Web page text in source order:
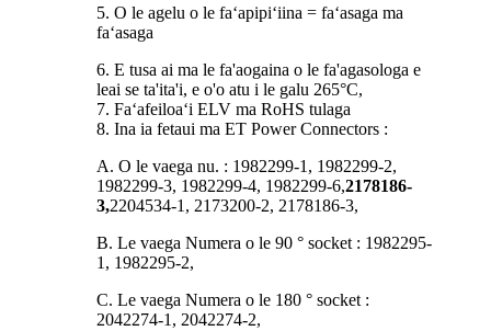
5. O le agelu o le faʻapipiʻiina = faʻasaga ma
faʻasaga
6. E tusa ai ma le fa'aogaina o le fa'agasologa e
leai se ta'ita'i, e o'o atu i le galu 265°C,
7. Faʻafeiloaʻi ELV ma RoHS tulaga
8. Ina ia fetaui ma ET Power Connectors :
A. O le vaega nu. : 1982299-1, 1982299-2,
1982299-3, 1982299-4, 1982299-6,2178186-
3,2204534-1, 2173200-2, 2178186-3,
B. Le vaega Numera o le 90 ° socket : 1982295-
1, 1982295-2,
C. Le vaega Numera o le 180 ° socket :
2042274-1, 2042274-2,